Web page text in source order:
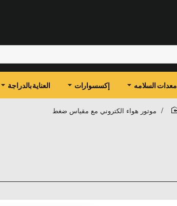
معدات السلامه إكسسوارات العناية بالدراجة
موتور هواء الكتروني مع مقياس ضغط